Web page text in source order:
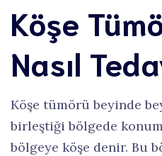
Köşe
Nasıl
Köşe tümörü beyinde
birleştiği bölgede
bölgeye köşe denir. Bu